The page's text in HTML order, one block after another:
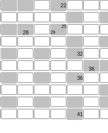
22
28
25
29
32
36
36
41